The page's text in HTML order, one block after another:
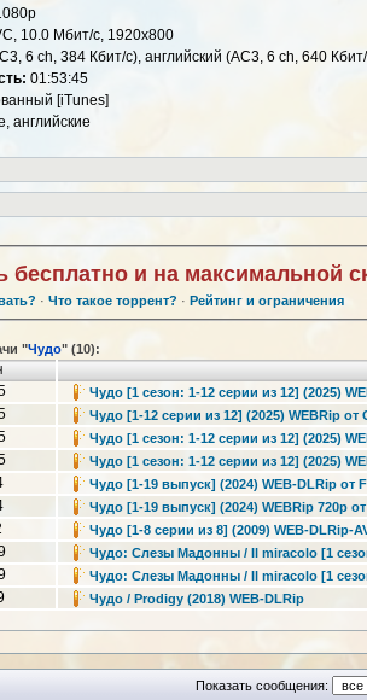
10.0 Mбит/с, 1920x800
6 ch, 384 Кбит/с), английский (AC3, 6 ch, 640
01:53:45
[iTunes]
английские
бесплатно и на максимальной
·Что такое торрент? · Рейтинг и ограничения
"Чудо" (10):
Чудо [1 сезон: 1-12 серии из 12] (2025)
Чудо [1-12 серии из 12] (2025) WEBRip
Чудо [1 сезон: 1-12 серии из 12] (2025)
Чудо [1 сезон: 1-12 серии из 12] (2025)
Чудо [1-19 выпуск] (2024) WEB-DLRip от
Чудо [1-19 выпуск] (2024) WEBRip 720p
Чудо [1-8 серии из 8] (2009) WEB-DLRip-
Чудо: Слезы Мадонны / Il miracolo [1
Чудо: Слезы Мадонны / Il miracolo [1
Чудо / Prodigy (2018) WEB-DLRip
Показать сообщения: